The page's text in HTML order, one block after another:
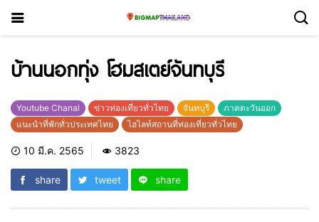
บ้านนอกทุ่ง โฮมสเตย์จันทบุรี
Youtube Chanal ข่าวท่องเที่ยวทั่วไทย จันทบุรี
ภาคตะวันออก
แนะนำที่พักทั่วประเทศไทย
ไฮไลท์สถานที่ท่องเที่ยวทั่วไทย
10 มี.ค. 2565 3823
share tweet share